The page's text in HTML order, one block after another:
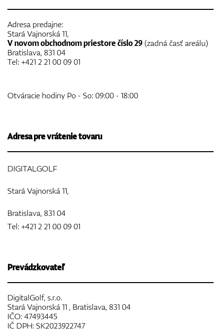
Príslušenstvo
Adresa predajne:
Stará Vajnorská 11,
V novom obchodnom priestore číslo 29(zadná časť areálu)
Bratislava, 831 04
Tel: +421 2 21 00 09 01
Otváracie hodiny Po - So: 09:00 - 18:00
Adresa pre vrátenie tovaru
DIGITALGOLF
Stará Vajnorská 11,
Bratislava, 831 04
Tel: +421 2 21 00 09 01
Prevádzkovateľ
DigitalGolf, s.r.o.
Stará Vajnorská 11 , Bratislava, 831 04
IČO: 47493445
IČ DPH: SK2023922747